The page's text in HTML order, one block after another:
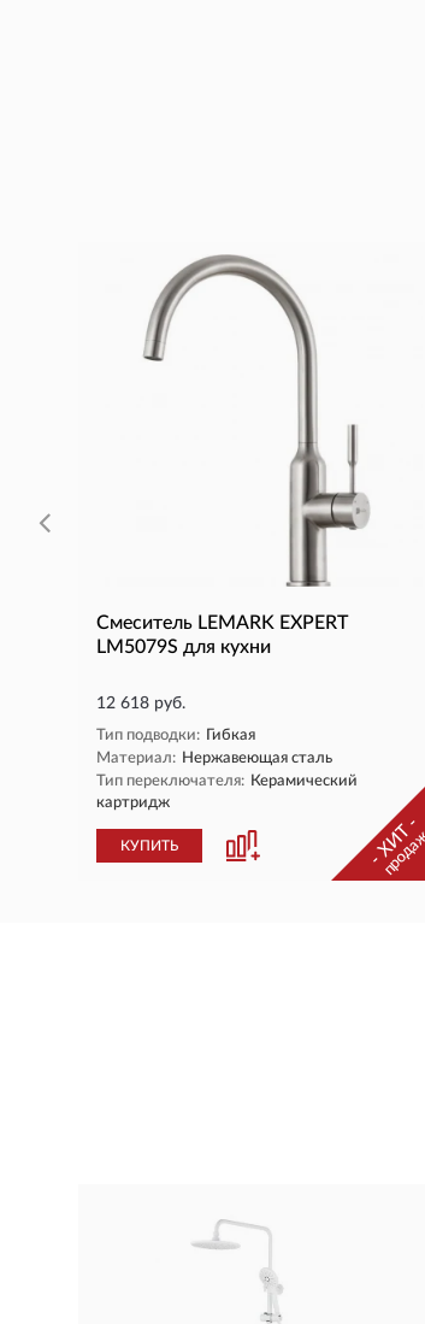
Смеситель LEMARK EXPERT
LM5079S для кухни
12 618 руб.
Тип подводки:
Гибкая
Материал: Нержавеющая сталь
Тип переключателя: Керамический
картридж
КУПИТЬ - ХИТ -